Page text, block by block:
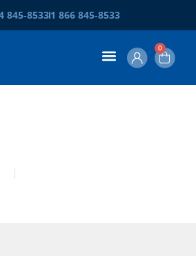
845‑85331 866 845‑8533
0